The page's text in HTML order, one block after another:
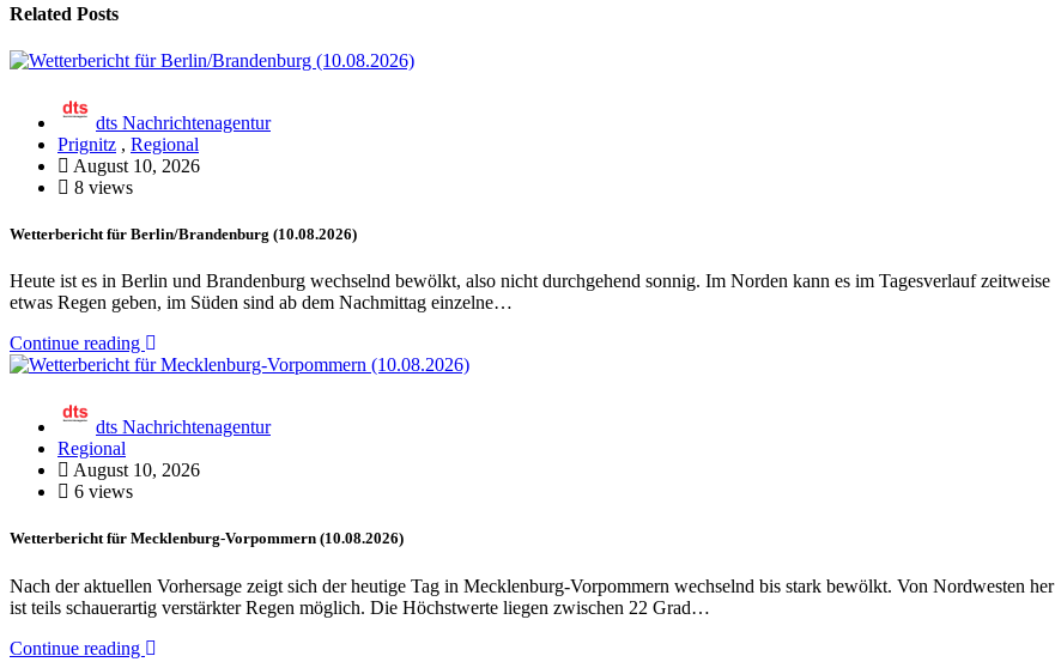
Related Posts
dts Nachrichtenagentur
Prignitz , Regional
August 10, 2026
8 views
Wetterbericht für Berlin/Brandenburg (10.08.2026)
Heute ist es in Berlin und Brandenburg wechselnd bewölkt, also nicht durchgehend sonnig. Im Norden kann es im Tagesverlauf zeitweise
etwas Regen geben, im Süden sind ab dem Nachmittag einzelne…
Continue reading
dts Nachrichtenagentur
Regional
August 10, 2026
6 views
Wetterbericht für Mecklenburg-Vorpommern (10.08.2026)
Nach der aktuellen Vorhersage zeigt sich der heutige Tag in Mecklenburg-Vorpommern wechselnd bis stark bewölkt. Von Nordwesten her
ist teils schauerartig verstärkter Regen möglich. Die Höchstwerte liegen zwischen 22 Grad…
Continue reading